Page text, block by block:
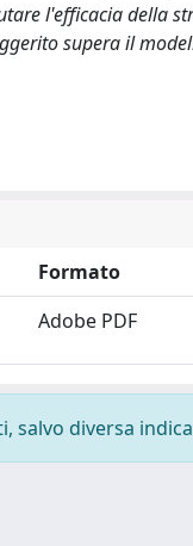
l'efficacia della
supera il
Formato
Adobe PDF
salvo diversa